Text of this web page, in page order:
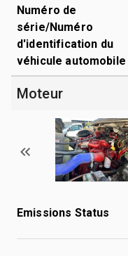
Numéro de
série/Numéro
d'identification du
véhicule automobile
Moteur
Emissions Status